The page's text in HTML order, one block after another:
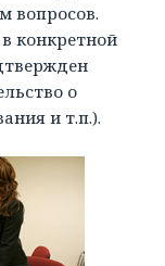
вопросов.
конкретной
о
и т.п.).